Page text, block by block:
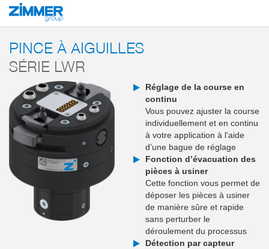
Démarrage Produits
PINCE À AIGUILLES
SÉRIE LWR
Réglage de la course en
continu
Vous pouvez ajuster la course
individuellement et en continu
à votre application à l’aide
d’une bague de réglage
Fonction d’évacuation des
pièces à usiner
Cette fonction vous permet de
déposer les pièces à usiner
de manière sûre et rapide
sans perturber le
déroulement du processus
Détection par capteur